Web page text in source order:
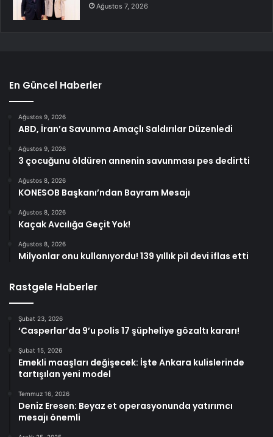
Ağustos 7, 2026
En Güncel Haberler
Ağustos 9, 2026
ABD, İran’a Savunma Amaçlı Saldırılar Düzenledi
Ağustos 9, 2026
3 çocuğunu öldüren annenin savunması pes dedirtti
Ağustos 8, 2026
KONESOB Başkanı’ndan Bayram Mesajı
Ağustos 8, 2026
Kaçak Avcılığa Geçit Yok!
Ağustos 8, 2026
Milyonlar onu kullanıyordu! 139 yıllık pil devi iflas etti
Rastgele Haberler
Şubat 23, 2026
‘Casperlar’da 9’u polis 17 şüpheliye gözaltı kararı!
Şubat 15, 2026
Emekli maaşları değişecek: İşte Ankara kulislerinde
tartışılan yeni model
Temmuz 16, 2026
Deniz Eresen: Beyaz et operasyonunda yatırımcı
mesajı önemli